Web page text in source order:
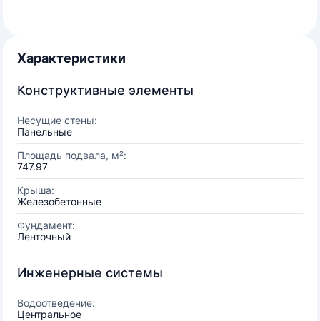
Характеристики
Конструктивные элементы
Несущие стены:
Панельные
Площадь подвала, м²:
747.97
Крыша:
Железобетонные
Фундамент:
Ленточный
Инженерные системы
Водоотведение:
Центральное